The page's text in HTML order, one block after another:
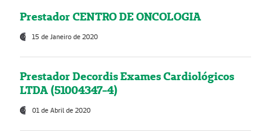
Prestador CENTRO DE ONCOLOGIA
15 de Janeiro de 2020
Prestador Decordis Exames Cardiológicos
LTDA (51004347-4)
01 de Abril de 2020